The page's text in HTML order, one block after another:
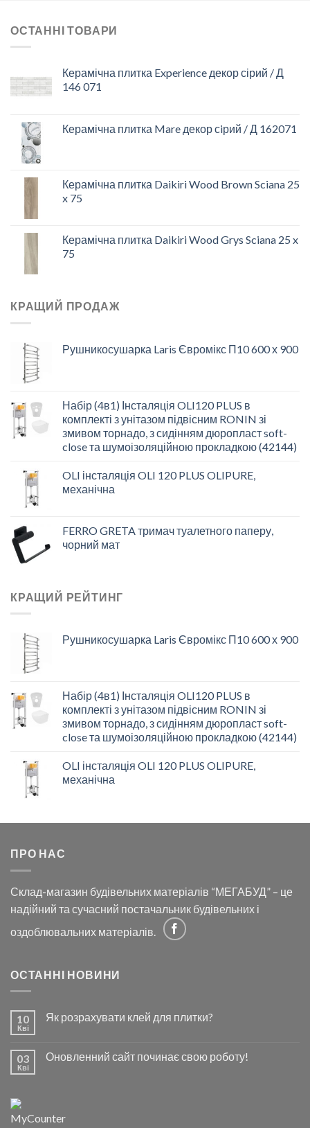
ОСТАННІ ТОВАРИ
Керамічна плитка Experience декор сірий / Д
146 071
Керамічна плитка Mare декор сiрий / Д 162071
Керамічна плитка Daikiri Wood Brown Sciana 25
x 75
Керамічна плитка Daikiri Wood Grys Sciana 25 x
75
КРАЩИЙ ПРОДАЖ
Рушникосушарка Laris Євромікс П10 600 х 900
Набір (4в1) Інсталяція OLI120 PLUS в
комплекті з унітазом підвісним RONIN зі
змивом торнадо, з сидінням дюропласт soft-
close та шумоізоляційною прокладкою (42144)
OLI інсталяція OLI 120 PLUS OLIPURE,
механічна
FERRO GRETA тримач туалетного паперу,
чорний мат
КРАЩИЙ РЕЙТИНГ
Рушникосушарка Laris Євромікс П10 600 х 900
Набір (4в1) Інсталяція OLI120 PLUS в
комплекті з унітазом підвісним RONIN зі
змивом торнадо, з сидінням дюропласт soft-
close та шумоізоляційною прокладкою (42144)
OLI інсталяція OLI 120 PLUS OLIPURE,
механічна
ПРО НАС
Склад-магазин будівельних матеріалів “МЕГАБУД” – це
надійний та сучасний постачальник будівельних і
оздоблювальних матеріалів.
ОСТАННІ НОВИНИ
10
Кві
Як розрахувати клей для плитки?
03
Кві
Оновленний сайт починає свою роботу!